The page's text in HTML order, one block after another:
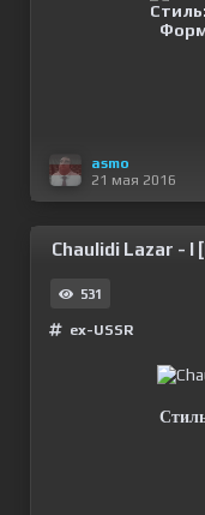
Стиль:
asmo
21 мая 2016
Chaulidi Lazar - I
531
ex-USSR